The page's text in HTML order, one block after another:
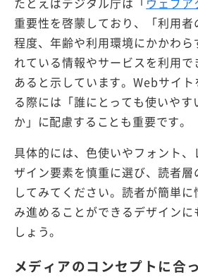
重要性を啓蒙しており、「利用
程度、年齢や利用環境にかかわら
れている情報やサービスを利用
あると示しています。Webサイ
る際には「誰にとっても使いやす
か」に配慮することも重要です。
具体的には、色使いやフォント
ザイン要素を慎重に選び、読者
してみてください。読者が簡単
み進めることができるデザイン
しょう。
メディアのコンセプトに合